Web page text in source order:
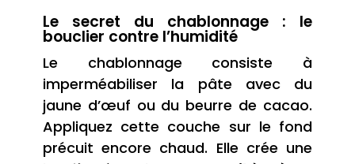
Le secret du chablonnage : le
bouclier contre l’humidité
Le chablonnage consiste à
imperméabiliser la pâte avec du
jaune d’œuf ou du beurre de cacao.
Appliquez cette couche sur le fond
précuit encore chaud. Elle crée une